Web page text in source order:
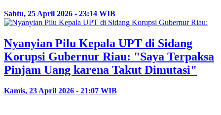
Sabtu, 25 April 2026 - 23:14 WIB
Nyanyian Pilu Kepala UPT di Sidang
Korupsi Gubernur Riau: "Saya Terpaksa
Pinjam Uang karena Takut Dimutasi"
Kamis, 23 April 2026 - 21:07 WIB